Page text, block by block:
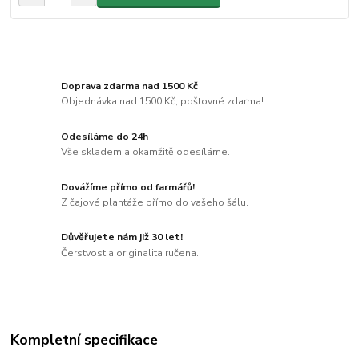
Doprava zdarma nad 1500 Kč
Objednávka nad 1500 Kč, poštovné zdarma!
Odesíláme do 24h
Vše skladem a okamžitě odesíláme.
Dovážíme přímo od farmářů!
Z čajové plantáže přímo do vašeho šálu.
Důvěřujete nám již 30 let!
Čerstvost a originalita ručena.
Kompletní specifikace